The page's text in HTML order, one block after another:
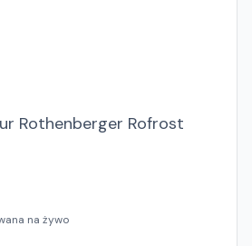
Rothenberger Rofrost
na żywo